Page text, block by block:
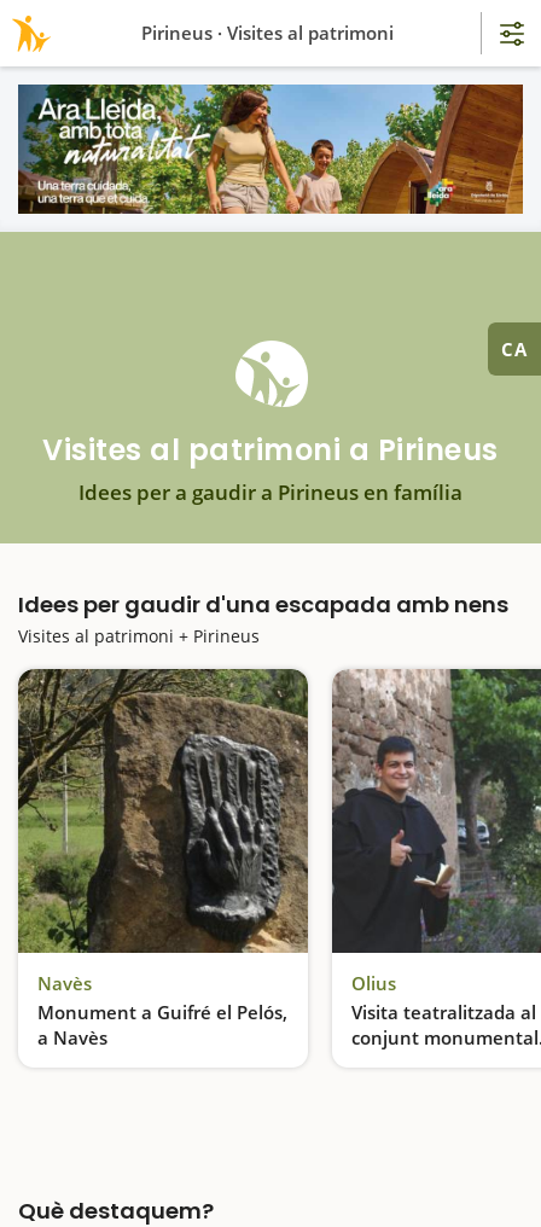
CA
Visites al patrimoni a Pirineus
Idees per a gaudir a Pirineus en família
Idees per gaudir d'una escapada amb nens
Visites al patrimoni + Pirineus
Navès
Monument a Guifré el Pelós,
a Navès
Visitem el lloc on es va forjar la llegenda de la senyera
Olius
Visita teatralitzada al
conjunt monumental
d'Olius
Què destaquem?
Pirineus · Visites al patrimoni